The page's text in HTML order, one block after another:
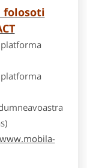
folosoti